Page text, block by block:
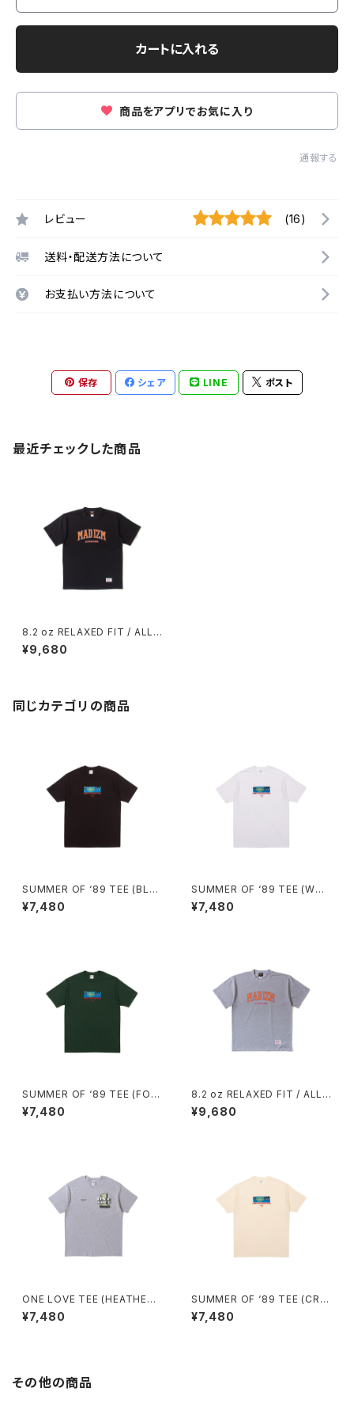
カートに入れる
商品をアプリでお気に入り
通報する
レビュー (16)
送料・配送方法について
お支払い方法について
保存 シェア LINE ポスト
最近チェックした商品
8.2 oz RELAXED FIT / ALL
WE DO TEE (BLACK)
¥9,680
同じカテゴリの商品
SUMMER OF ‘89 TEE (BLA
CK)
¥7,480
SUMMER OF ‘89 TEE (WHI
TE)
¥7,480
SUMMER OF ‘89 TEE (FOR
EST)
¥7,480
8.2 oz RELAXED FIT / ALL
WE DO TEE (HEATHER GRE
Y)
¥9,680
ONE LOVE TEE (HEATHER
GREY)
¥7,480
SUMMER OF ‘89 TEE (CRE
AM)
¥7,480
その他の商品